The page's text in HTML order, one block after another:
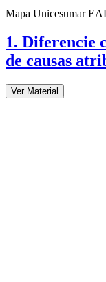
Mapa Unicesumar
1. Diferencie
de causas
Ver Material